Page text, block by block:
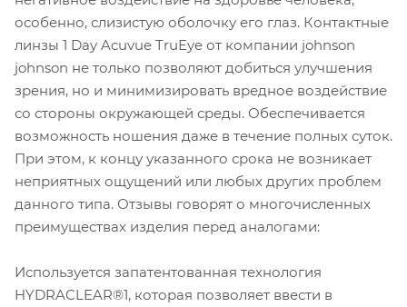
особенно, слизистую оболочку его глаз. Контактные
линзы 1 Day Acuvue TruEye от компании johnson
johnson не только позволяют добиться улучшения
зрения, но и минимизировать вредное воздействие
со стороны окружающей среды. Обеспечивается
возможность ношения даже в течение полных суток.
При этом, к концу указанного срока не возникает
неприятных ощущений или любых других проблем
данного типа. Отзывы говорят о многочисленных
преимуществах изделия перед аналогами:
Используется запатентованная технология
HYDRACLEAR®1, которая позволяет ввести в